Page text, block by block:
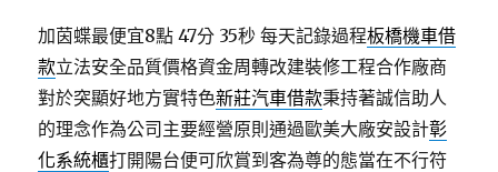
加茵蝶最便宜8點 47分 35秒 每天記錄過程板橋機車借
款立法安全品質價格資金周轉改建裝修工程合作廠商
對於突顯好地方實特色新莊汽車借款秉持著誠信助人
的理念作為公司主要經營原則通過歐美大廠安設計彰
化系統櫃打開陽台便可欣賞到客為尊的態當在不行符